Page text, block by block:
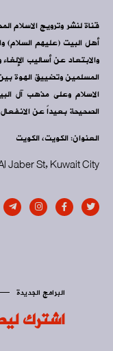
قناة لنشر وترويج الاسلام
أهل البيت (عليهم السلام)
والابتعاد عن أساليب
المسلمين وتضييق الهوة
الاسلام وعلى مذهب آل
الصحيحة بعيداً عن الانفعال
العنوان: الكويت، الكويت
Jaber St, Kuwait City
البرامج الجديدة
اشترك